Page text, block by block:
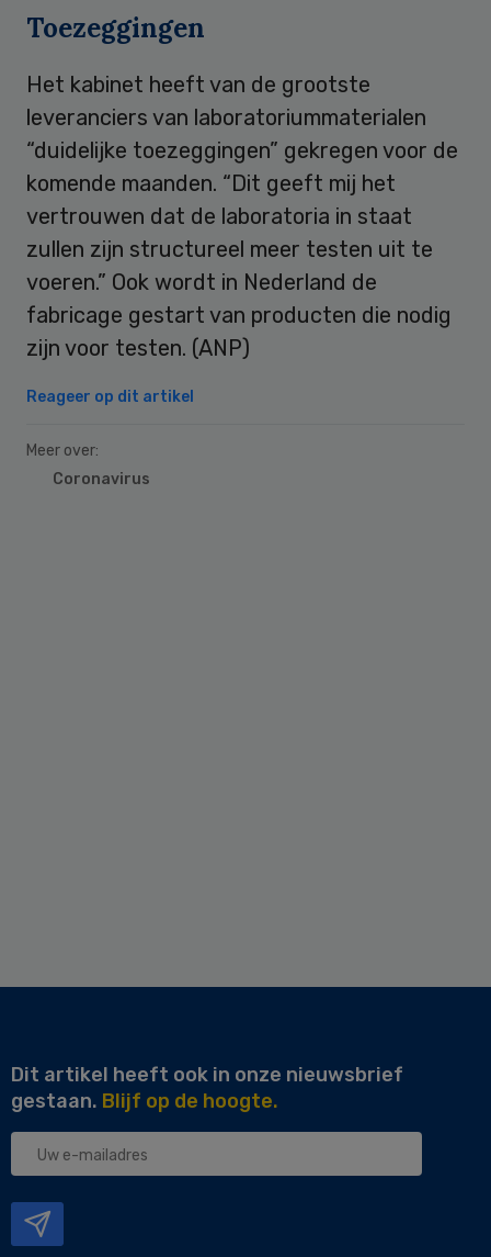
Toezeggingen
Het kabinet heeft van de grootste
leveranciers van laboratoriummaterialen
“duidelijke toezeggingen” gekregen voor de
komende maanden. “Dit geeft mij het
vertrouwen dat de laboratoria in staat
zullen zijn structureel meer testen uit te
voeren.” Ook wordt in Nederland de
fabricage gestart van producten die nodig
zijn voor testen. (ANP)
Reageer op dit artikel
Meer over:
Coronavirus
Dit artikel heeft ook in onze nieuwsbrief
gestaan. Blijf op de hoogte.
Uw